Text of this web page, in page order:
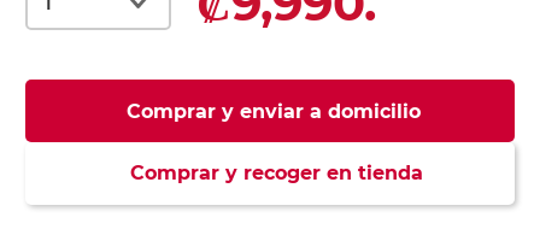
Comprar y enviar a domicilio
Comprar y recoger en tienda